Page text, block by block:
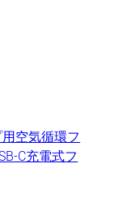
空気循環フ
C充電式フ